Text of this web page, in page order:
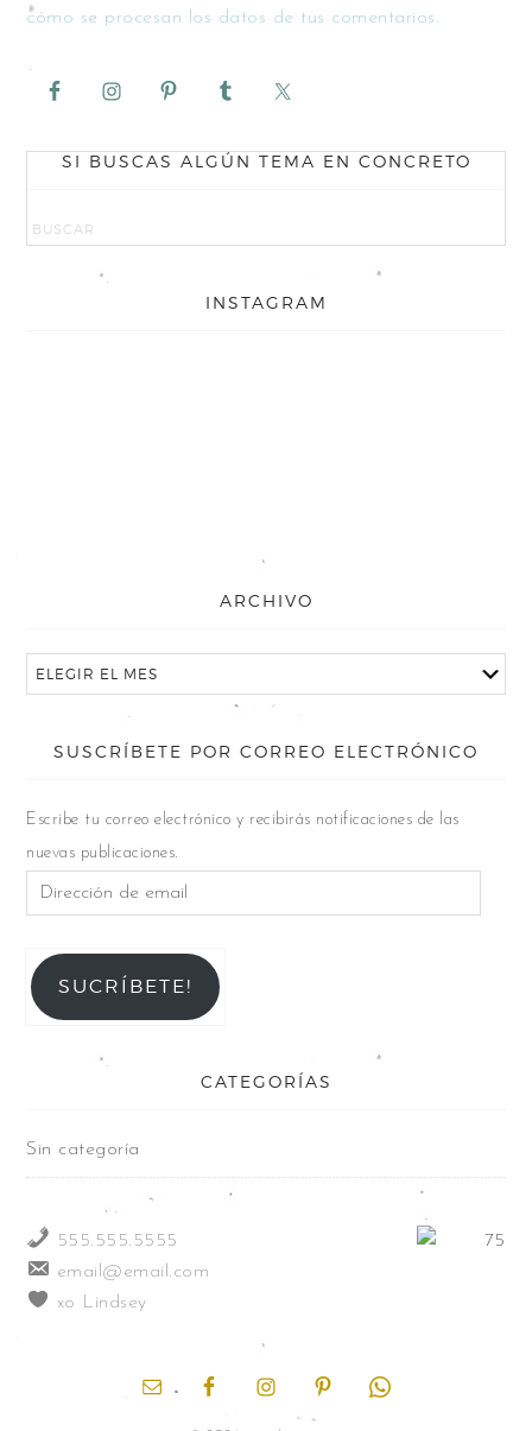
cómo se procesan los datos de tus comentarios.
SI BUSCAS ALGÚN TEMA EN CONCRETO
INSTAGRAM
ARCHIVO
SUSCRÍBETE POR CORREO ELECTRÓNICO
Escribe tu correo electrónico y recibirás notificaciones de las
nuevas publicaciones.
SUCRÍBETE!
CATEGORÍAS
Sin categoría
555.555.5555
email@email.com
xo Lindsey